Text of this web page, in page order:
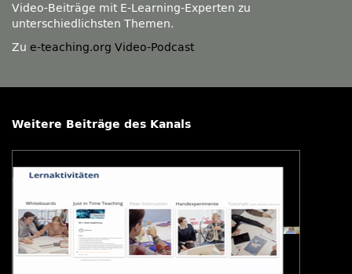
Video-Beiträge mit E-Learning-Experten zu
unterschiedlichsten Themen.
Zu e-teaching.org Video-Podcast
Weitere Beiträge des Kanals